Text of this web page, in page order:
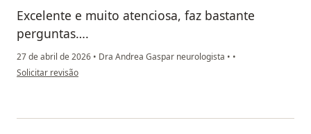
Excelente e muito atenciosa, faz bastante
perguntas….
27 de abril de 2026 • Dra Andrea Gaspar neurologista • •
na opinião do utilizador Mileide Costa
Solicitar revisão